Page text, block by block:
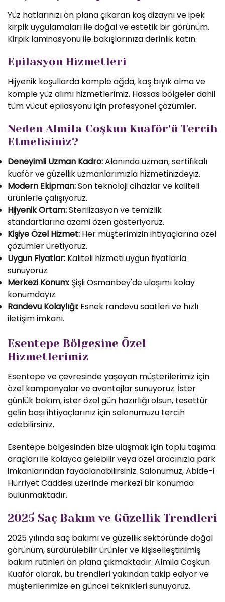
Yüz hatlarınızı ön plana çıkaran kaş dizaynı ve ipek
kirpik uygulamaları ile doğal ve estetik bir görünüm.
Kirpik laminasyonu ile bakışlarınıza derinlik katın.
Epilasyon Hizmetleri
Hijyenik koşullarda komple ağda, kaş bıyık alma ve
komple yüz alımı hizmetlerimiz. Hassas bölgeler dahil
tüm vücut epilasyonu için profesyonel çözümler.
Neden Almila Coşkun Kuaför'ü Tercih
Etmelisiniz?
Deneyimli Uzman Kadro:Alanında uzman, sertifikalı
kuaför ve güzellik uzmanlarımızla hizmetinizdeyiz.
Modern Ekipman:Son teknoloji cihazlar ve kaliteli
ürünlerle çalışıyoruz.
Hijyenik Ortam:Sterilizasyon ve temizlik
standartlarına azami özen gösteriyoruz.
Kişiye Özel Hizmet: Her müşterimizin ihtiyaçlarına özel
çözümler üretiyoruz.
Uygun Fiyatlar: Kaliteli hizmeti uygun fiyatlarla
sunuyoruz.
Merkezi Konum: Şişli Osmanbey'de ulaşımı kolay
konumdayız.
Randevu Kolaylığı: Esnek randevu saatleri ve hızlı
iletişim imkanı.
Esentepe Bölgesine Özel
Hizmetlerimiz
Esentepe ve çevresinde yaşayan müşterilerimiz için
özel kampanyalar ve avantajlar sunuyoruz. İster
günlük bakım, ister özel gün hazırlığı olsun, tesettür
gelin başı ihtiyaçlarınız için salonumuzu tercih
edebilirsiniz.
Esentepe bölgesinden bize ulaşmak için toplu taşıma
araçları ile kolayca gelebilir veya özel aracınızla park
imkanlarından faydalanabilirsiniz. Salonumuz, Abide-i
Hürriyet Caddesi üzerinde merkezi bir konumda
bulunmaktadır.
2025 Saç Bakım ve Güzellik Trendleri
2025 yılında saç bakımı ve güzellik sektöründe doğal
görünüm, sürdürülebilir ürünler ve kişiselleştirilmiş
bakım rutinleri ön plana çıkmaktadır. Almila Coşkun
Kuaför olarak, bu trendleri yakından takip ediyor ve
müşterilerimize en güncel teknikleri sunuyoruz.